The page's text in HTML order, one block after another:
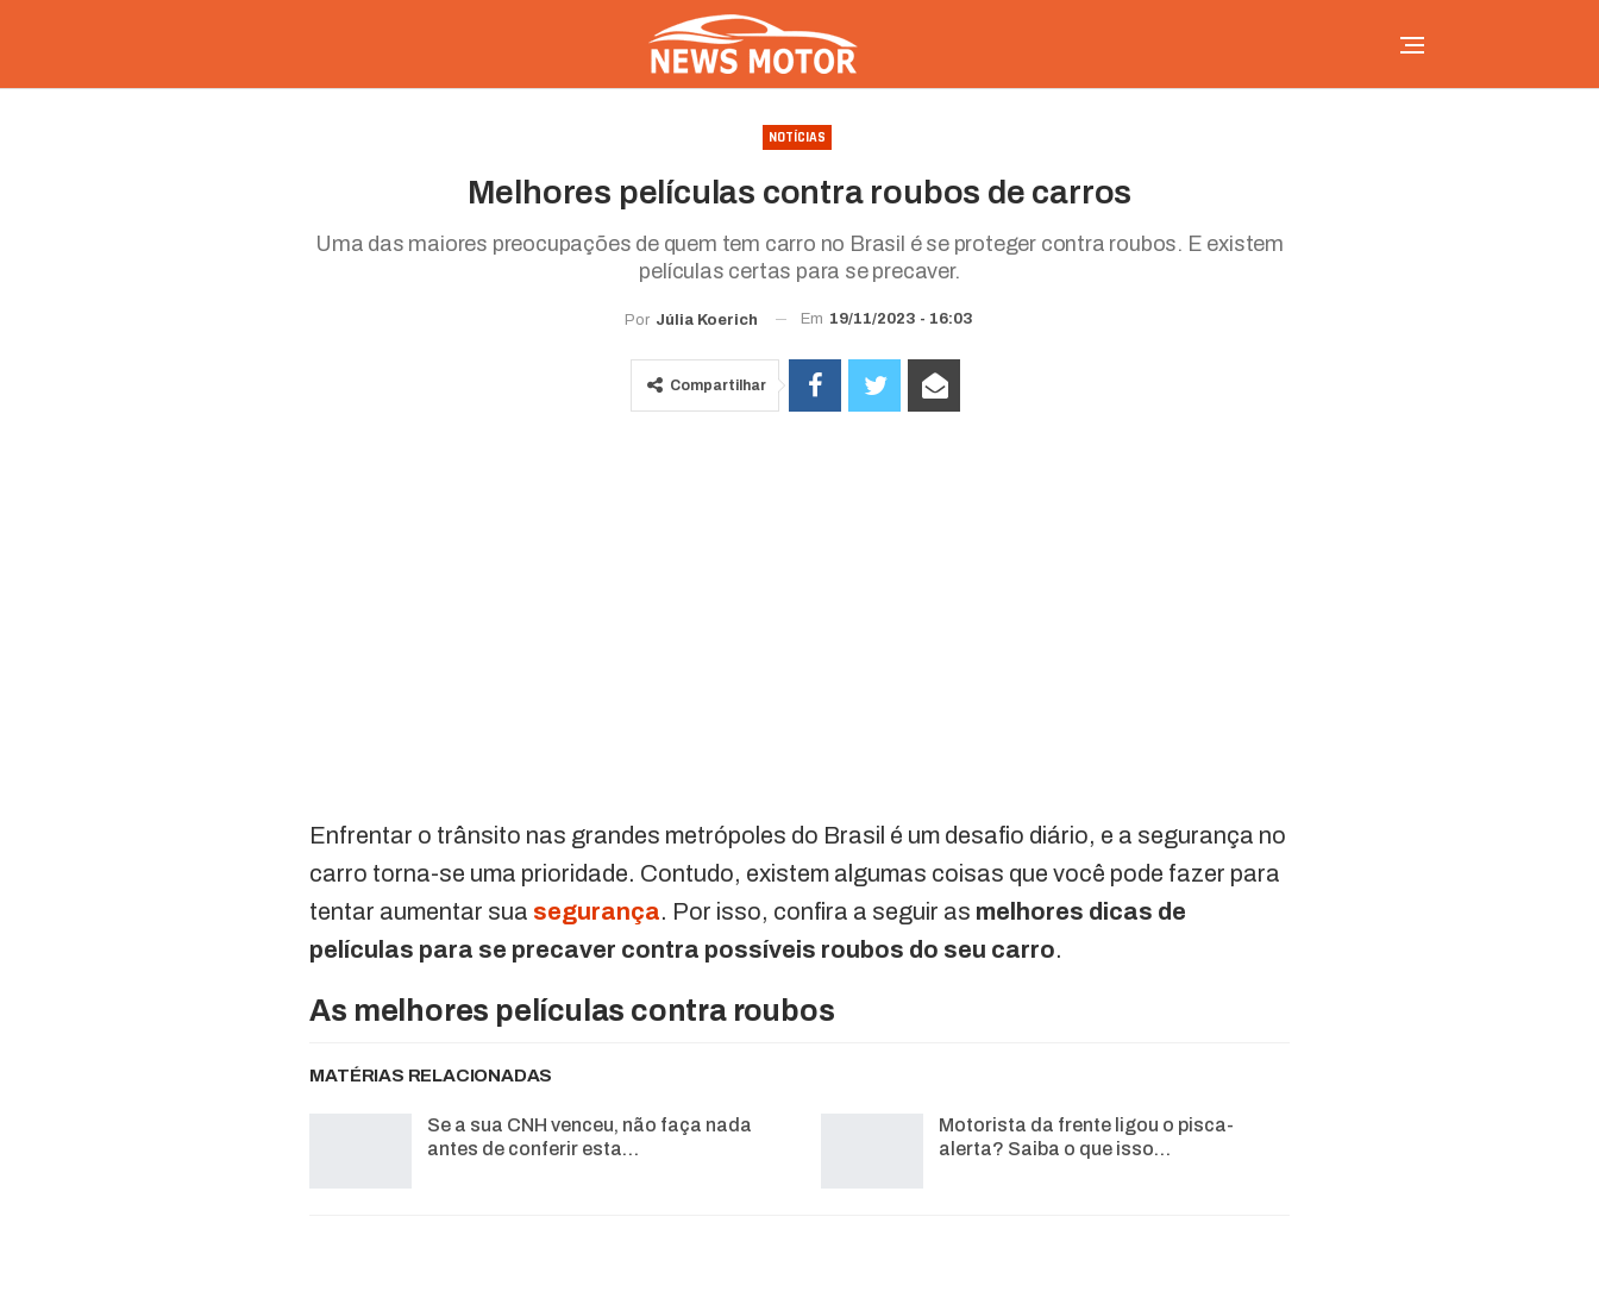
NOTÍCIAS
Melhores películas contra roubos de carros
Uma das maiores preocupações de quem tem carro no Brasil é se proteger contra roubos. E existem
películas certas para se precaver.
Por Júlia Koerich Em 19/11/2023 - 16:03
Compartilhar
Enfrentar o trânsito nas grandes metrópoles do Brasil é um desafio diário, e a segurança no
carro torna-se uma prioridade. Contudo, existem algumas coisas que você pode fazer para
tentar aumentar sua segurança. Por isso, confira a seguir as melhores dicas de
películas para se precaver contra possíveis roubos do seu carro.
As melhores películas contra roubos
MATÉRIAS RELACIONADAS
Se a sua CNH venceu, não faça nada
antes de conferir esta…
Motorista da frente ligou o pisca-
alerta? Saiba o que isso…